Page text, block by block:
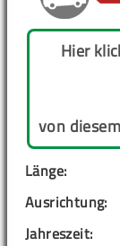
Hier
von
Länge:
Ausrichtung:
Jahreszeit: